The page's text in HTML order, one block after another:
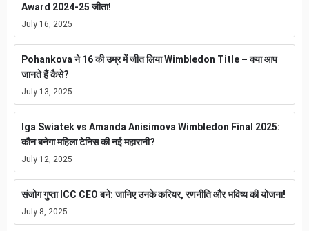
Award 2024-25 जीता!
July 16, 2025
Pohankova ने 16 की उम्र में जीत लिया Wimbledon Title – क्या आप
जानते हैं कैसे?
July 13, 2025
Iga Swiatek vs Amanda Anisimova Wimbledon Final 2025:
कौन बनेगा महिला टेनिस की नई महारानी?
July 12, 2025
संजोग गुप्ता ICC CEO बने: जानिए उनके करियर, रणनीति और भविष्य की योजना!
July 8, 2025